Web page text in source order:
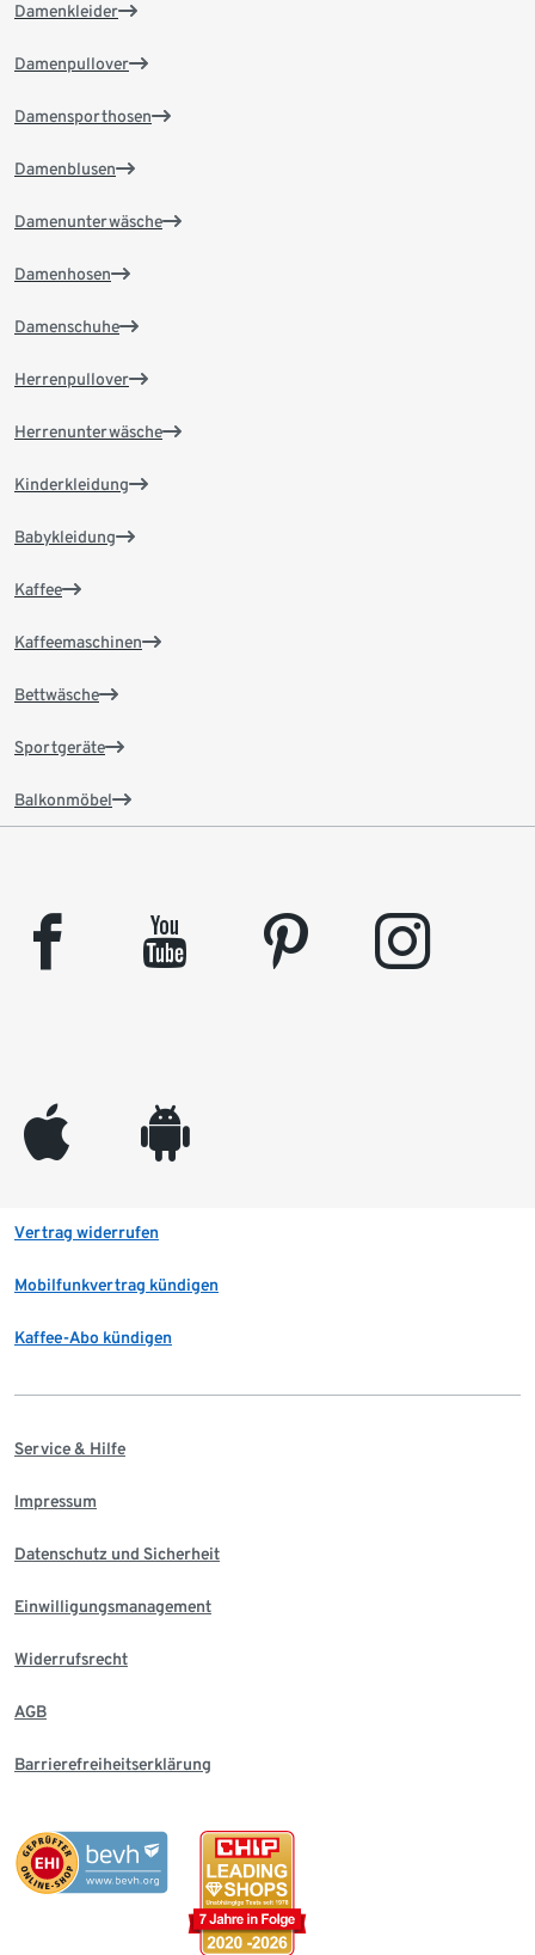
Damenkleider
Damenpullover
Damensporthosen
Damenblusen
Damenunterwäsche
Damenhosen
Damenschuhe
Herrenpullover
Herrenunterwäsche
Kinderkleidung
Babykleidung
Kaffee
Kaffeemaschinen
Bettwäsche
Sportgeräte
Balkonmöbel
facebook youtube pinterest instagram
appleinc android
Vertrag widerrufen
Mobilfunkvertrag kündigen
Kaffee-Abo kündigen
Service & Hilfe
Impressum
Datenschutz und Sicherheit
Einwilligungsmanagement
Widerrufsrecht
AGB
Barrierefreiheitserklärung